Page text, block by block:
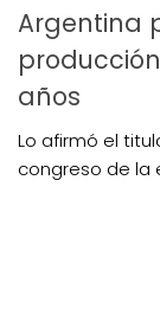
Argentina
años
Lo afirmó el
congreso de la